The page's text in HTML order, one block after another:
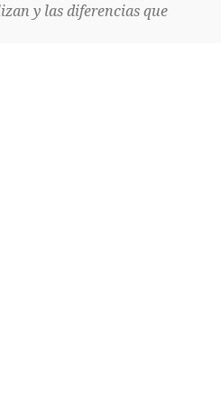
y las diferencias que